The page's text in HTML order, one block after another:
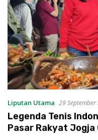
Liputan Utama 29
Legenda Tenis
Pasar Rakyat Jogja